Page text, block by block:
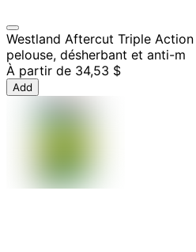
Westland Aftercut Triple
pelouse, désherbant et anti-m
À partir de 34,53 $
Add